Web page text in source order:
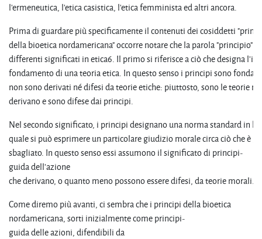
l'ermeneutica, l'etica casistica, l’etica femminista ed altri ancora.
Prima di guardare più specificamente il contenuti dei cosiddetti
della bioetica nordamericana" occorre notare che la parola "principio"
differenti significati in etica6. Il primo si riferisce a ciò che designa
fondamento di una teoria etica. In questo senso i principi sono
non sono derivati né difesi da teorie etiche: piuttosto, sono le teorie
derivano e sono difese dai principi.
Nel secondo significato, i principi designano una norma standard in
quale si può esprimere un particolare giudizio morale circa ciò che è
sbagliato. In questo senso essi assumono il significato di principi-
guida dell'azione
che derivano, o quanto meno possono essere difesi, da teorie morali.
Come diremo più avanti, ci sembra che i principi della bioetica
nordamericana, sorti inizialmente come principi-
guida delle azioni, difendibili da